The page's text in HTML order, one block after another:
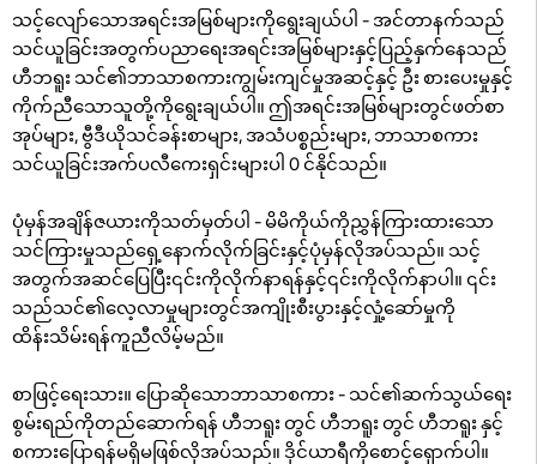
သင့်လျော်သောအရင်းအမြစ်များကိုရွေးချယ်ပါ - အင်တာနက်သည်
သင်ယူခြင်းအတွက်ပညာရေးအရင်းအမြစ်များနှင့်ပြည့်နှက်နေသည်
ဟီဘရူး သင်၏ဘာသာစကားကျွမ်းကျင်မှုအဆင့်နှင့် ဦး စားပေးမှုနှင့်
ကိုက်ညီသောသူတို့ကိုရွေးချယ်ပါ။ ဤအရင်းအမြစ်များတွင်ဖတ်စာ
အုပ်များ, ဗွီဒီယိုသင်ခန်းစာများ, အသံပစ္စည်းများ, ဘာသာစကား
သင်ယူခြင်းအက်ပလီကေးရှင်းများပါ 0 င်နိုင်သည်။
ပုံမှန်အချိန်ဇယားကိုသတ်မှတ်ပါ - မိမိကိုယ်ကိုညွှန်ကြားထားသော
သင်ကြားမှုသည်ရှေ့နောက်လိုက်ခြင်းနှင့်ပုံမှန်လိုအပ်သည်။ သင့်
အတွက်အဆင်ပြေပြီး၎င်းကိုလိုက်နာရန်နှင့်၎င်းကိုလိုက်နာပါ။ ၎င်း
သည်သင်၏လေ့လာမှုများတွင်အကျိုးစီးပွားနှင့်လှုံ့ဆော်မှုကို
ထိန်းသိမ်းရန်ကူညီလိမ့်မည်။
စာဖြင့်ရေးသား။ ပြောဆိုသောဘာသာစကား - သင်၏ဆက်သွယ်ရေး
စွမ်းရည်ကိုတည်ဆောက်ရန် ဟီဘရူး တွင် ဟီဘရူး တွင် ဟီဘရူး နှင့်
စကားပြောရန်မရှိမဖြစ်လိုအပ်သည်။ ဒိုင်ယာရီကိုစောင့်ရှောက်ပါ။